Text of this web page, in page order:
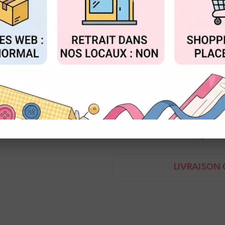
Réf. :NEO_7500.051
Pastel à la cire aquarellable,
Idéal pour la colorisation
Caran d'ache - Neocolor 2
LIVRAISON
ACCEPTER